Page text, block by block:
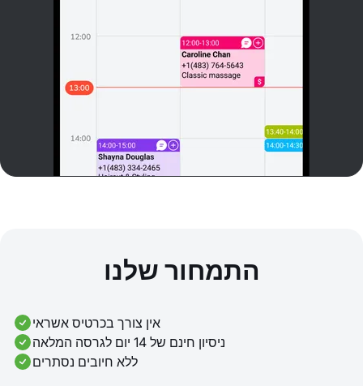
התמחור שלנו
אין צורך בכרטיס אשראי
ניסיון חינם של 14 יום לגרסה המלאה
ללא חיובים נסתרים